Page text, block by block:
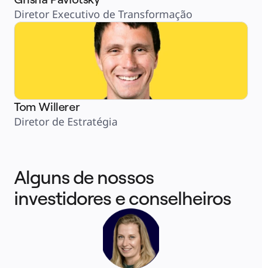
Diretor Executivo de Transformação
Tom Willerer
Diretor de Estratégia
Alguns de nossos
investidores e conselheiros